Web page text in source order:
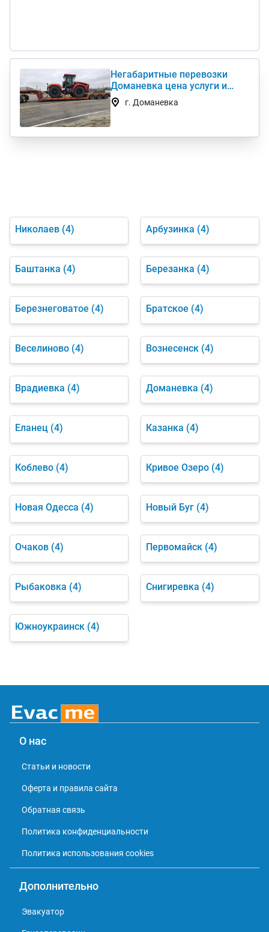
Негабаритные перевозки
Доманевка цена услуги и
стоимость 1 км недорого
г. Доманевка
Николаев (4) Арбузинка (4)
Баштанка (4) Березанка (4)
Березнеговатое (4) Братское (4)
Веселиново (4) Вознесенск (4)
Врадиевка (4) Доманевка (4)
Еланец (4) Казанка (4)
Коблево (4) Кривое Озеро (4)
Новая Одесса (4) Новый Буг (4)
Очаков (4) Первомайск (4)
Рыбаковка (4) Снигиревка (4)
Южноукраинск (4)
О нас
Статьи и новости
Оферта и правила сайта
Обратная связь
Политика конфиденциальности
Политика использования cookies
Дополнительно
Эвакуатор